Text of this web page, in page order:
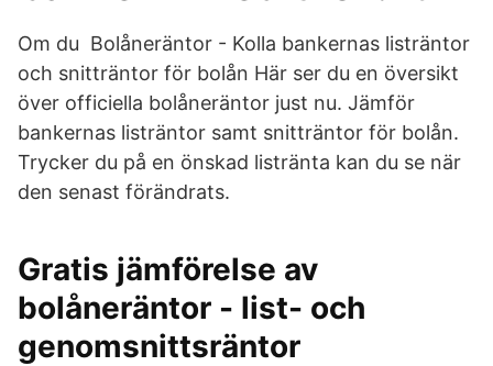
Om du Bolåneräntor - Kolla bankernas listräntor
och snitträntor för bolån Här ser du en översikt
över officiella bolåneräntor just nu. Jämför
bankernas listräntor samt snitträntor för bolån.
Trycker du på en önskad listränta kan du se när
den senast förändrats.
Gratis jämförelse av
bolåneräntor - list- och
genomsnittsräntor